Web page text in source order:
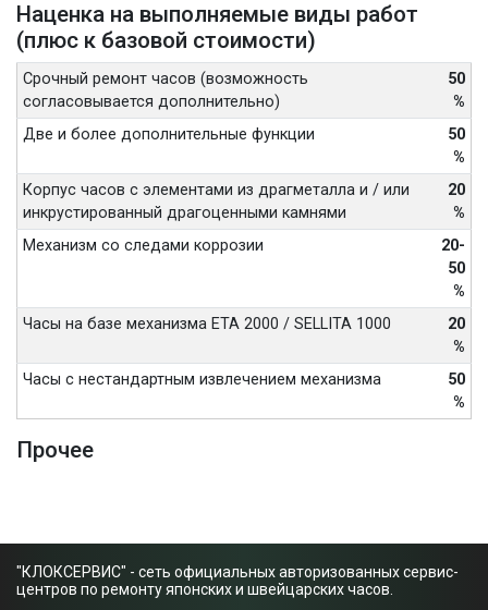
Наценка на выполняемые виды работ
(плюс к базовой стоимости)
Срочный ремонт часов (возможность
согласовывается дополнительно)
50
%
Две и более дополнительные функции
50
%
Корпус часов с элементами из драгметалла и / или
инкрустированный драгоценными камнями
20
%
Механизм со следами коррозии
20-
50
%
Часы на базе механизма ETA 2000 / SELLITA 1000
20
%
Часы с нестандартным извлечением механизма
50
%
Прочее
"КЛОКСЕРВИС" - сеть официальных авторизованных сервис-
центров по ремонту японских и швейцарских часов.